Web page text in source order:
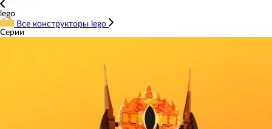
lego
Все конструкторы lego
Серии